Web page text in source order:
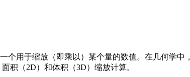
个用于缩放（即乘以）某个量的数值。在几何学中，
积（2D）和体积（3D）缩放计算。